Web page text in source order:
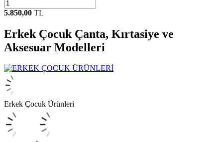
5.850,00 TL
Erkek Çocuk Çanta, Kırtasiye ve
Aksesuar Modelleri
Erkek Çocuk Ürünleri